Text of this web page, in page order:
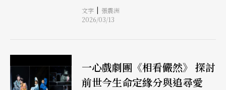
知慧來台，與台灣演員大甜、陳明珠、康雅婷以不
同組合展現舞台角色魅力。
文字 | 張震洲
2026/03/13
一心戲劇團《相看儼然》 探討
前世今生命定緣分與追尋愛